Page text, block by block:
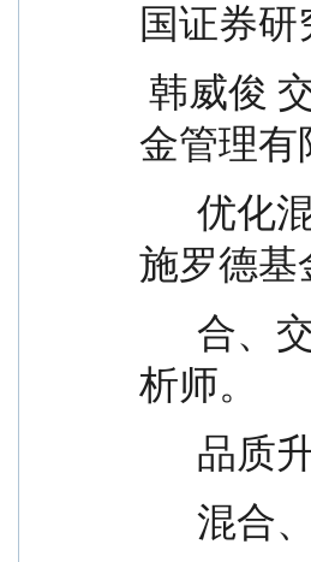
国证券
金管理有
施罗德基
析师。
品
混